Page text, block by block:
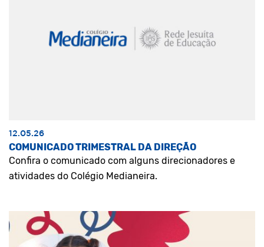
12.05.26
COMUNICADO TRIMESTRAL DA DIREÇÃO
Confira o comunicado com alguns direcionadores e
atividades do Colégio Medianeira.